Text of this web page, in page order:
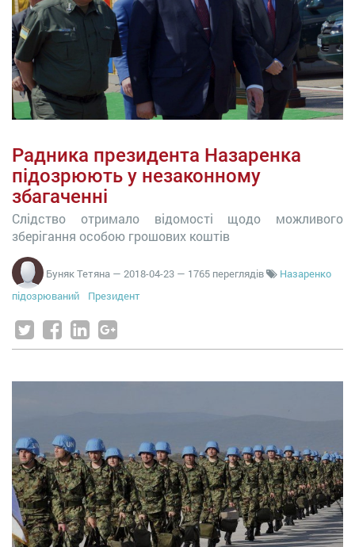
Радника президента Назаренка
підозрюють у незаконному
збагаченні
Слідство отримало відомості щодо можливого
зберігання особою грошових коштів
Буняк Тетяна — 2018-04-23 — 1765 переглядів
Назаренко
підозрюваний
Президент